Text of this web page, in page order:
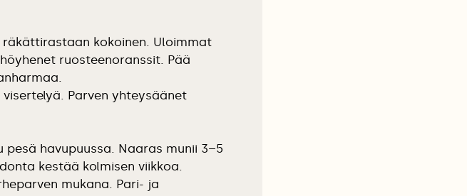
räkättirastaan kokoinen. Uloimmat
ruosteenoranssit. Pää
Parven yhteysäänet
havupuussa. Naaras munii 3–5
kestää kolmisen viikkoa.
mukana. Pari- ja